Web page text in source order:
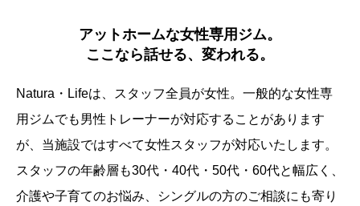
アットホームな女性専用ジム。
ここなら話せる、変われる。
Natura・Lifeは、スタッフ全員が女性。一般的な女性専
用ジムでも男性トレーナーが対応することがあります
が、当施設ではすべて女性スタッフが対応いたします。
スタッフの年齢層も30代・40代・50代・60代と幅広く、
介護や子育てのお悩み、シングルの方のご相談にも寄り